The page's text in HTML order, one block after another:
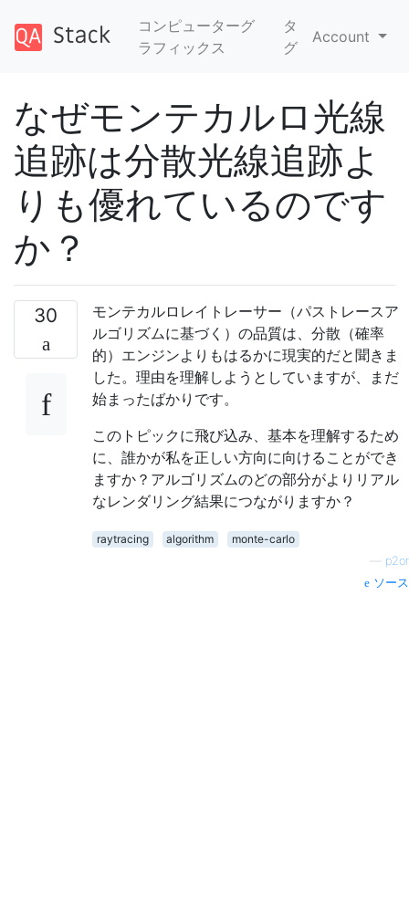
コンピューターグ
ラフィックス
タ
グ
Account
なぜモンテカルロ光線
追跡は分散光線追跡よ
りも優れているのです
か？
30
モンテカルロレイトレーサー（パストレースア
ルゴリズムに基づく）の品質は、分散（確率
的）エンジンよりもはるかに現実的だと聞きま
した。理由を理解しようとしていますが、まだ
始まったばかりです。
このトピックに飛び込み、基本を理解するため
に、誰かが私を正しい方向に向けることができ
ますか？アルゴリズムのどの部分がよりリアル
なレンダリング結果につながりますか？
raytracing algorithm
monte-carlo
p2or
ソース